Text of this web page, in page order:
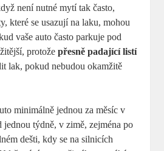
není nutné mytí tak často,
které se usazují na laku, mohou
vaše auto často parkuje pod
protožepřesně padající listí
lak, pokud nebudou okamžitě
minimálně jednou za měsíc v
jednou týdně, v zimě, zejména po
dešti, kdy se na silnicích